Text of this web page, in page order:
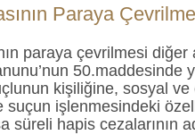
Paraya
paraya çevrilmesi diğer
50.maddesinde
kişiliğine, sosyal
suçun işlenmesindeki
süreli hapis cezalarının